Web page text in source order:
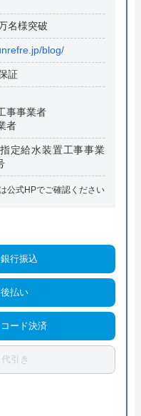
名様突破
blog/
証
事事業者
者
定給水装置工事事業
公式HPでご確認ください
銀行振込
後払い
コード決済
代引き